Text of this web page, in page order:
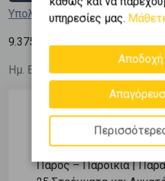
Υπολόγισε τη δόση μου
9.375 € / m
Ημ. Ενημέρωσης: 26/06/26
Περιγραφή
Πάρος – Παροικιά |
υπηρεσίες μας.